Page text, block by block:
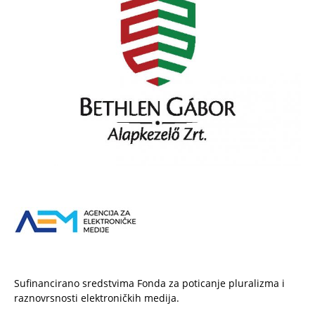
Sufinancirano sredstvima Fonda za poticanje pluralizma i
raznovrsnosti elektroničkih medija.